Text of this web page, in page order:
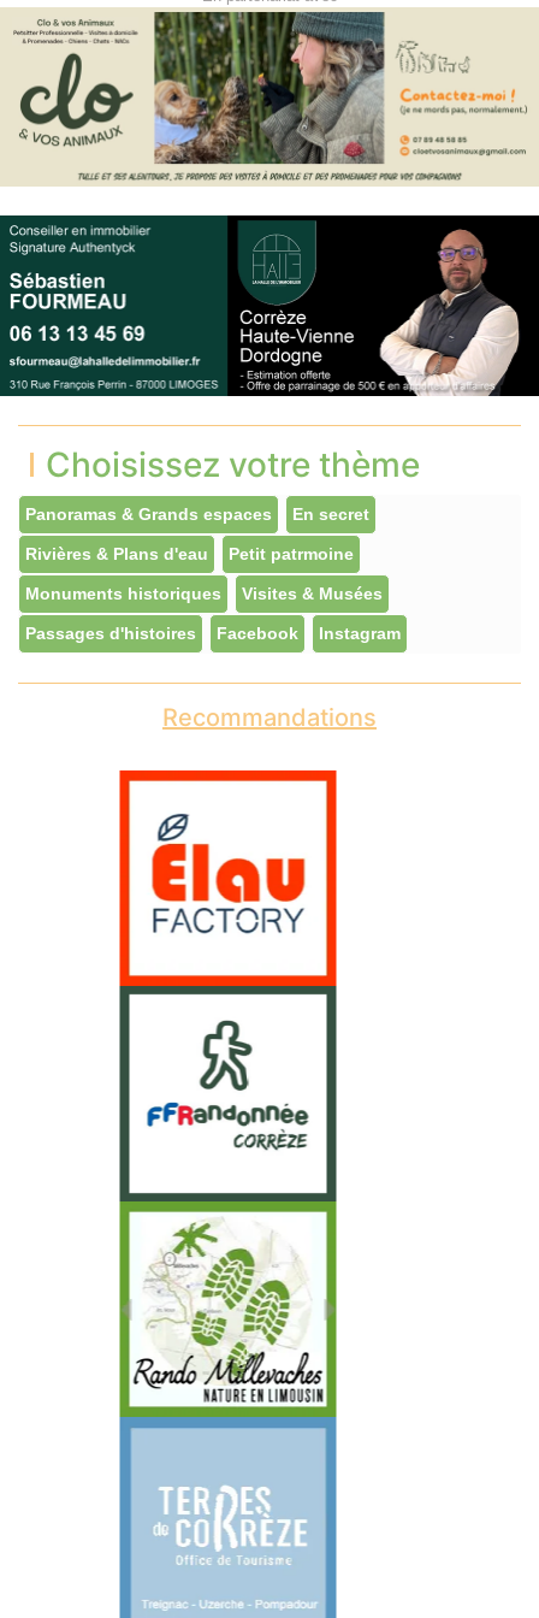
Choisissez votre thème
Panoramas & Grands espaces En secret
Rivières & Plans d'eau Petit patrmoine
Monuments historiques Visites & Musées
Passages d'histoires Facebook Instagram
Recommandations